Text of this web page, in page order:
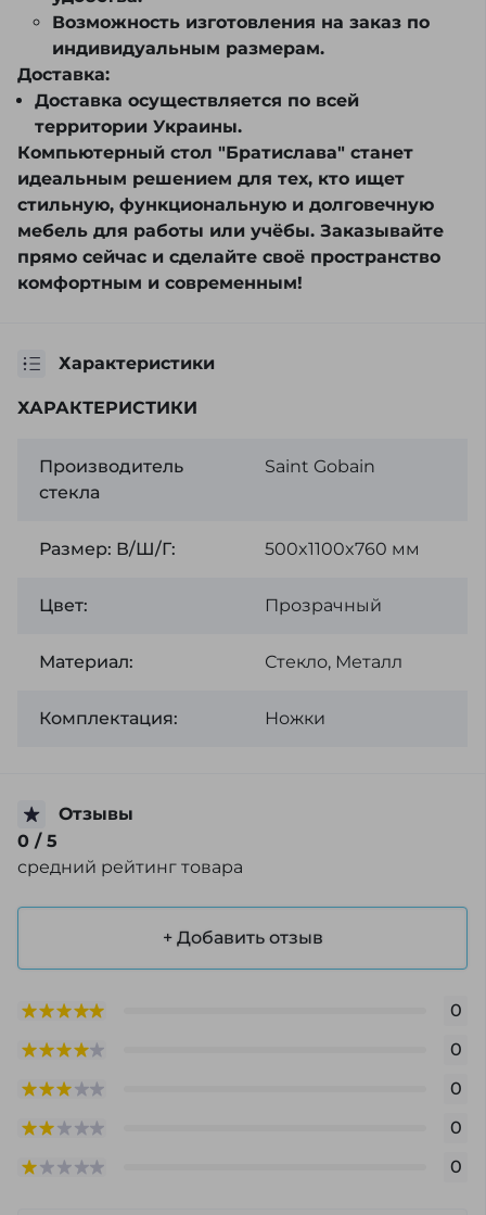
Возможность изготовления на заказ по
индивидуальным размерам.
Доставка:
Доставка осуществляется по всей
территории Украины.
Компьютерный стол "Братислава" станет
идеальным решением для тех, кто ищет
стильную, функциональную и долговечную
мебель для работы или учёбы. Заказывайте
прямо сейчас и сделайте своё пространство
комфортным и современным!
Характеристики
ХАРАКТЕРИСТИКИ
Производитель
стекла
Saint Gobain
Размер: В/Ш/Г: 500x1100x760 мм
Цвет: Прозрачный
Материал: Стекло, Металл
Комплектация: Ножки
Отзывы
0 / 5
средний рейтинг товара
+ Добавить отзыв
0
0
0
0
0